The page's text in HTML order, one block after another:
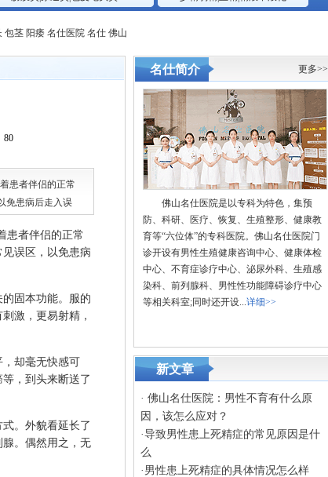
包茎 阳痿 名仕医院 名仕 佛山
80
患者伴侣的正常
免患病后走入误
者伴侣的正常
误区，以免患病
固本功能。服的
激，更易射精，
却毫无快感可
，到头来断送了
。外貌看延长了
。偶然用之，无
名仕简介 更多>>
佛山名仕医院是以专科为特色，集预
防、科研、医疗、恢复、生殖整形、健康教
育等“六位体”的专科医院。佛山名仕医院门
诊开设有男性生殖健康咨询中心、健康体检
中心、不育症诊疗中心、泌尿外科、生殖感
染科、前列腺科、男性性功能障碍诊疗中心
等相关科室;同时还开设...详细>>
新文章
· 佛山名仕医院：男性不育有什么原
因，该怎么应对？
·导致男性患上死精症的常见原因是什
么
· 男性患上死精症的具体情况怎么样